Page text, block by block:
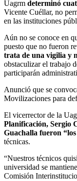
Uagrm determinó
Vicente Cuéllar, no
en las instituciones
Aún no se conoce en
puesto que no fueron
trata de una vigilia y
obstaculizar el trabajo
participarán
Anunció que se
Movilizaciones para
El vicerrector de la
Planificación, Sergio
Guachalla fueron
técnicas.
“Nuestros técnicos
universidad se
Comisión